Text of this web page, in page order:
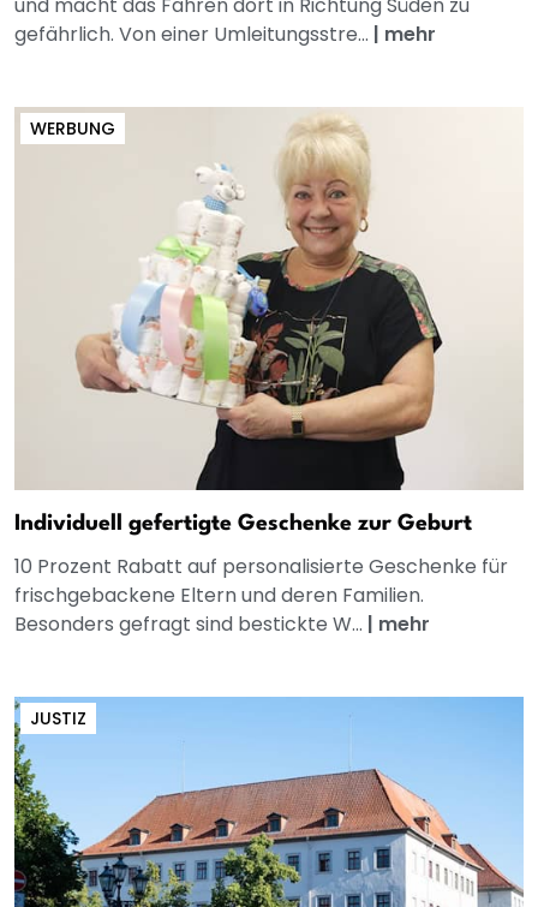
und macht das Fahren dort in Richtung Süden zu
gefährlich. Von einer Umleitungsstre... | mehr
WERBUNG
Individuell gefertigte Geschenke zur Geburt
10 Prozent Rabatt auf personalisierte Geschenke für
frischgebackene Eltern und deren Familien.
Besonders gefragt sind bestickte W... | mehr
JUSTIZ